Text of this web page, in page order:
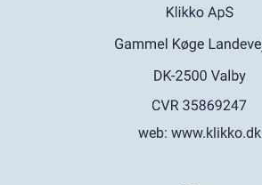
web: www.klikko.dk